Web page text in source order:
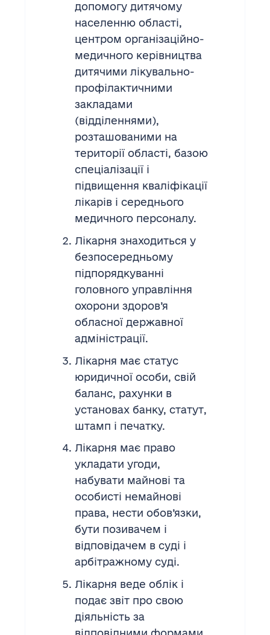
допомогу дитячому
населенню області,
центром організаційно-
медичного керівництва
дитячими лікувально-
профілактичними
закладами
(відділеннями),
розташованими на
території області, базою
спеціалізації і
підвищення кваліфікації
лікарів і середнього
медичного персоналу.
Лікарня знаходиться у
безпосередньому
підпорядкуванні
головного управління
охорони здоров’я
обласної державної
адміністрації.
Лікарня має статус
юридичної особи, свій
баланс, рахунки в
установах банку, статут,
штамп і печатку.
Лікарня має право
укладати угоди,
набувати майнові та
особисті немайнові
права, нести обов’язки,
бути позивачем і
відповідачем в суді і
арбітражному суді.
Лікарня веде облік і
подає звіт про свою
діяльність за